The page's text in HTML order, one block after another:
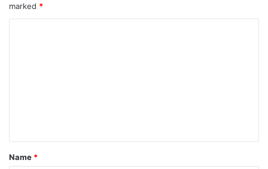
marked *
*
Name *